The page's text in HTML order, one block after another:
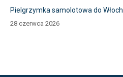
Pielgrzymka samolotowa do Włoch
28 czerwca 2026